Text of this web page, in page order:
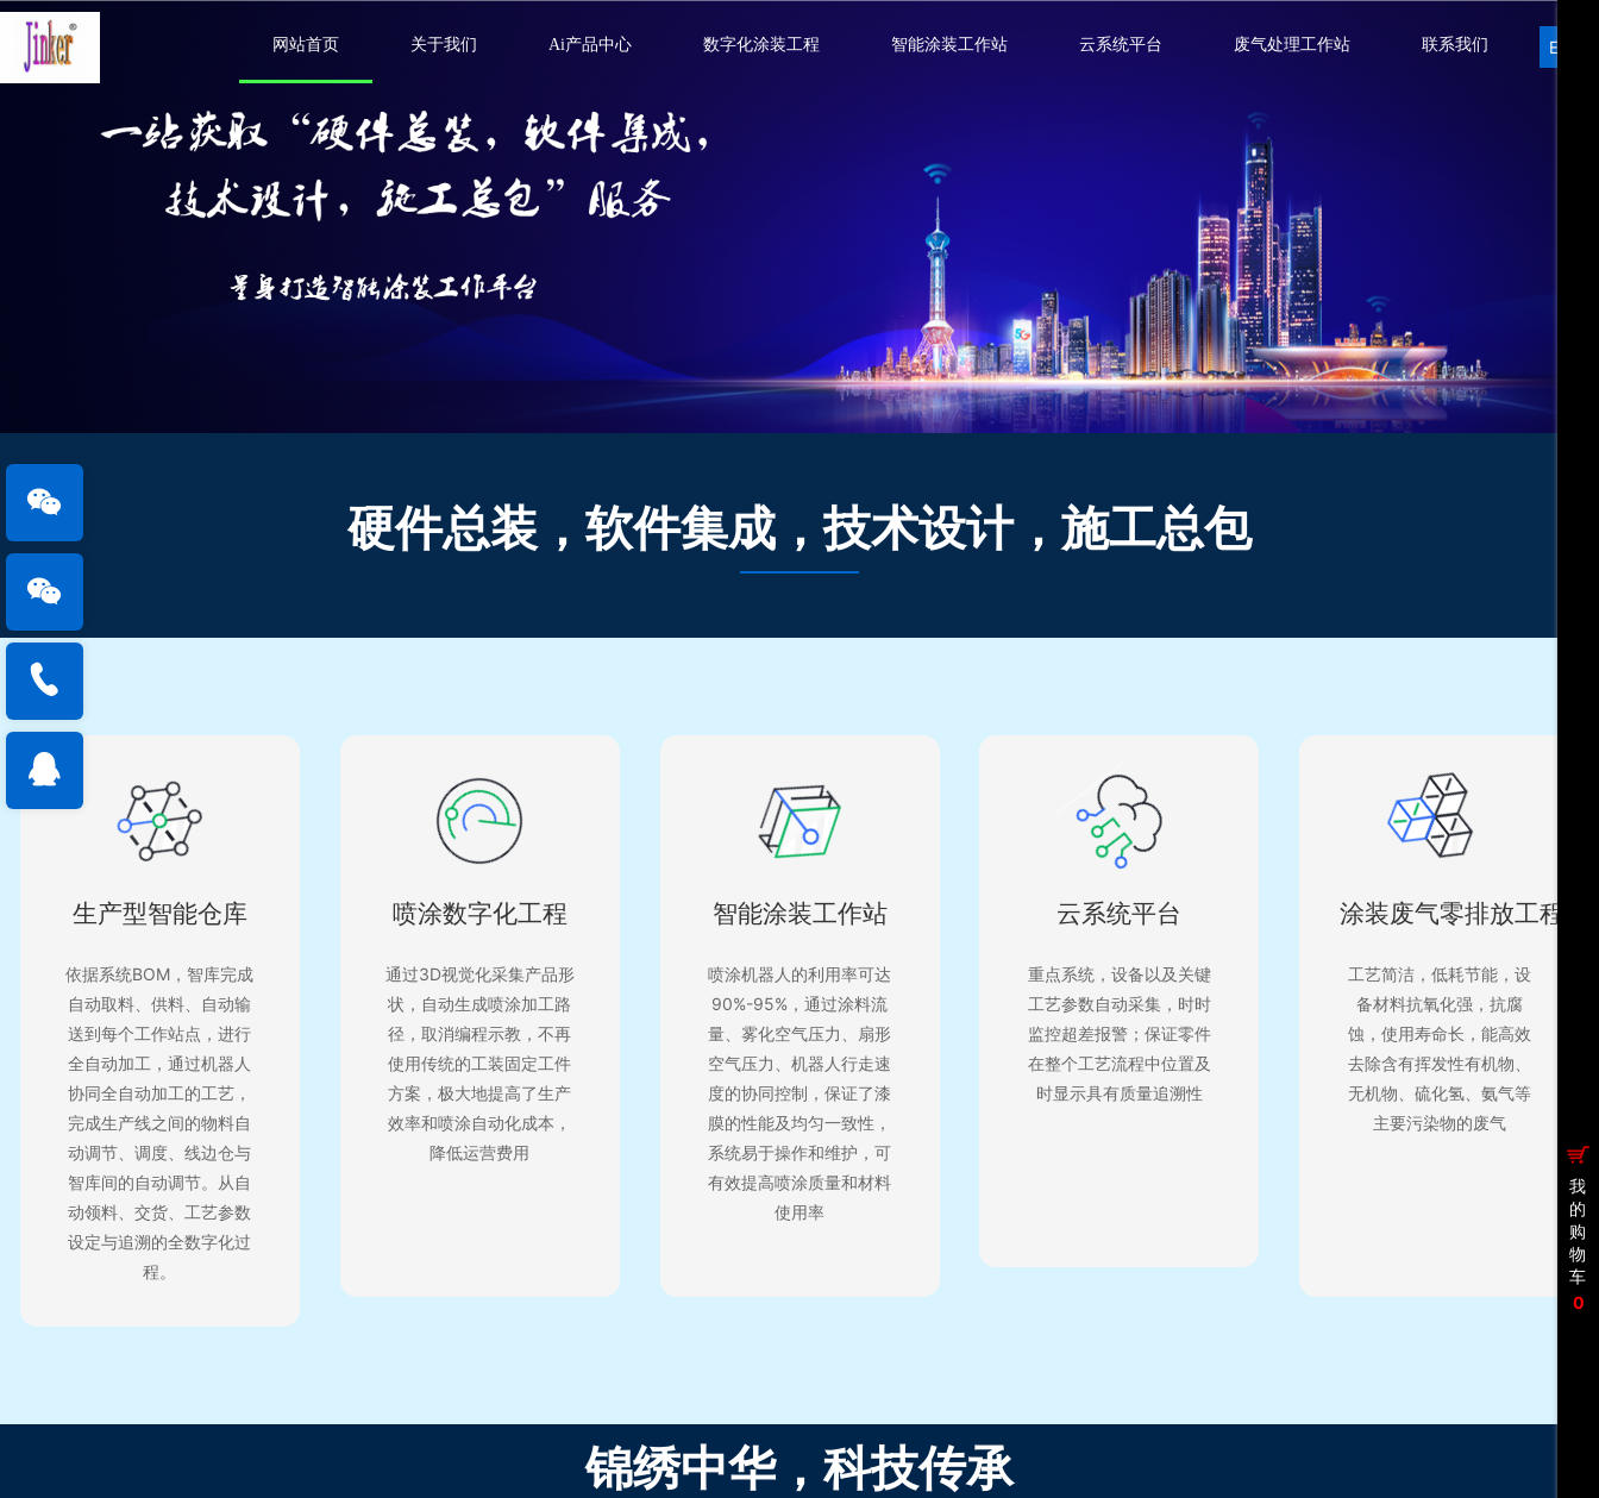
EN
网站首页 关于我们 Ai产品中心 数字化涂装工程 智能涂装工作站 云系统平台 废气处理工作站 联系我们
硬件总装，软件集成，技术设计，施工总包
生产型智能仓库
依据系统BOM，智库完成
自动取料、供料、自动输
送到每个工作站点，进行
全自动加工，通过机器人
协同全自动加工的工艺，
完成生产线之间的物料自
动调节、调度、线边仓与
智库间的自动调节。从自
动领料、交货、工艺参数
设定与追溯的全数字化过
程。
喷涂数字化工程
通过3D视觉化采集产品形
状，自动生成喷涂加工路
径，取消编程示教，不再
使用传统的工装固定工件
方案，极大地提高了生产
效率和喷涂自动化成本，
降低运营费用
智能涂装工作站
喷涂机器人的利用率可达
90%-95%，通过涂料流
量、雾化空气压力、扇形
空气压力、机器人行走速
度的协同控制，保证了漆
膜的性能及均匀一致性，
系统易于操作和维护，可
有效提高喷涂质量和材料
使用率
云系统平台
重点系统，设备以及关键
工艺参数自动采集，时时
监控超差报警；保证零件
在整个工艺流程中位置及
时显示具有质量追溯性
涂装废气零排放工程
工艺简洁，低耗节能，设
备材料抗氧化强，抗腐
蚀，使用寿命长，能高效
去除含有挥发性有机物、
无机物、硫化氢、氨气等
主要污染物的废气
锦绣中华，科技传承
我
的
购
物
车
0